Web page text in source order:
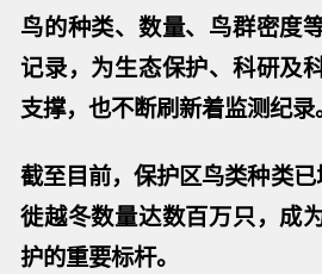
鸟的种类、数量、鸟群密度
记录，为生态保护、科研及
支撑，也不断刷新着监测纪录
截至目前，保护区鸟类种类
徙越冬数量达数百万只，成
护的重要标杆。